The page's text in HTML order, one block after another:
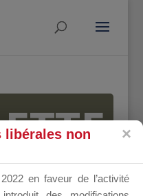
libérales non
en faveur de l’activité